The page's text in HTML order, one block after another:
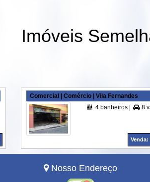
Imóveis
Comercial | Comércio | Vila Fernandes
 4 banheiros |  8
Venda:
Nosso Endereço